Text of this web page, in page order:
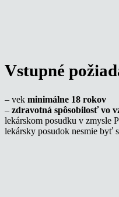
Vstupné
– vek minimálne 18 rokov
– zdravotná spôsobilosť vo
lekárskom posudku v zmysle
lekársky posudok nesmie byť